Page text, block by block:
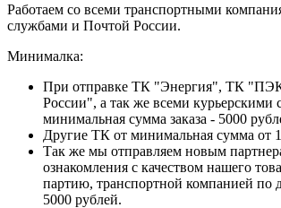
Работаем со всеми транспортными
службами и Почтой России.
Минималка:
При отправке ТК "Энергия", ТК
России", а так же всеми курьерскими
минимальная сумма заказа - 5000
Другие ТК от минимальная сумма от
Так же мы отправляем новым
ознакомления с качеством нашего
партию, транспортной компанией по
5000 рублей.